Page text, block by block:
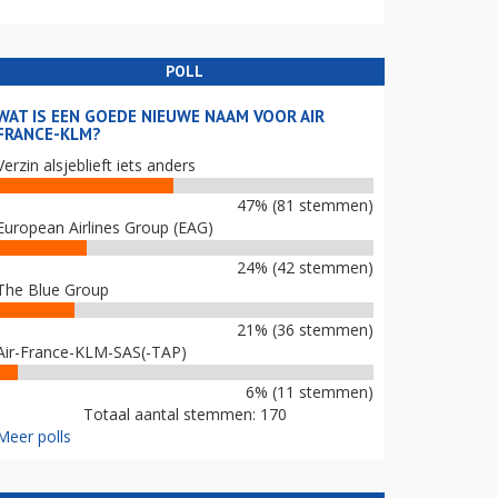
POLL
IS EEN GOEDE NIEUWE NAAM VOOR AIR
KLM?
alsjeblieft iets anders
47% (81 stemmen)
Airlines Group (EAG)
24% (42 stemmen)
Blue Group
21% (36 stemmen)
France-KLM-SAS(-TAP)
6% (11 stemmen)
Totaal aantal stemmen: 170
polls